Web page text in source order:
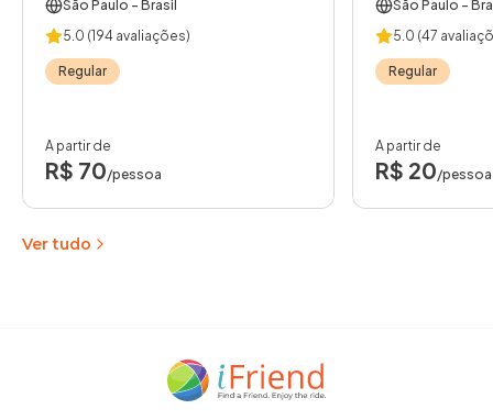
São Paulo - Brasil
5.0 (194 avaliações)
Regular
A partir de
R$ 70/pessoa
São Paulo -
5.0 (47
Regular
A partir de
R$ 20/pessoa
Ver tudo